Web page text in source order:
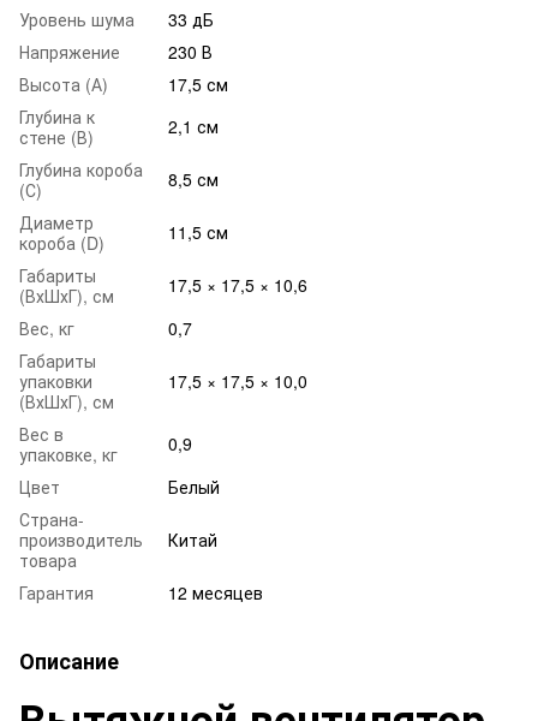
Уровень шума
33 дБ
Напряжение
230 В
Высота (А)
17,5 см
Глубина к
стене (В)
2,1 см
Глубина короба
(С)
8,5 см
Диаметр
короба (D)
11,5 см
Габариты
(ВхШхГ), см
17,5 × 17,5 × 10,6
Вес, кг
0,7
Габариты
упаковки
(ВхШхГ), см
17,5 × 17,5 × 10,0
Вес в
упаковке, кг
0,9
Цвет
Белый
Страна-
производитель
товара
Китай
Гарантия 12 месяцев
Описание